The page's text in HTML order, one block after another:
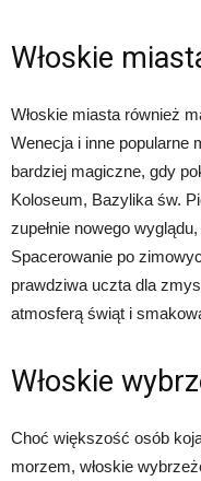
Włoskie
Włoskie miasta również
Wenecja i inne popularne
bardziej magiczne, gdy
Koloseum, Bazylika św.
zupełnie nowego
Spacerowanie po
prawdziwa uczta dla
atmosferą świąt i
Włoskie
Choć większość osób
morzem, włoskie